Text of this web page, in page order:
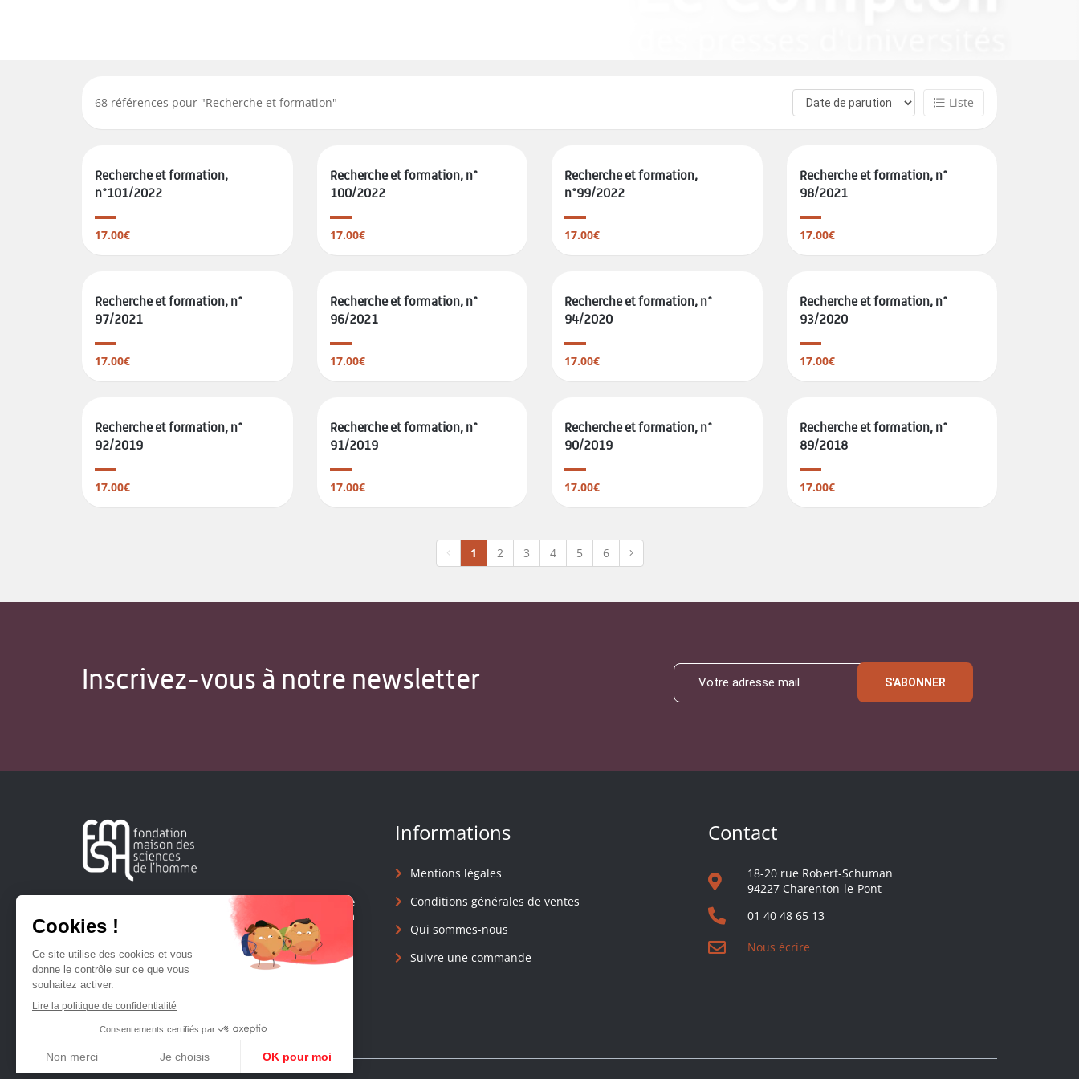
68 références pour "Recherche et formation" Liste
Recherche et formation,
n°101/2022
17.00€
Recherche et formation, n°
100/2022
17.00€
Recherche et formation,
n°99/2022
17.00€
Recherche et formation, n°
98/2021
17.00€
Recherche et formation, n°
97/2021
17.00€
Recherche et formation, n°
96/2021
17.00€
Recherche et formation, n°
94/2020
17.00€
Recherche et formation, n°
93/2020
17.00€
Recherche et formation, n°
92/2019
17.00€
Recherche et formation, n°
91/2019
17.00€
Recherche et formation, n°
90/2019
17.00€
Recherche et formation, n°
89/2018
17.00€
1 2 3 4 5 6
Inscrivez-vous à notre newsletter S'ABONNER
Créée en 1963, la Fondation Maison Sciences de l'Homme
soutient la recherche et la diffusion des connaissances en
sciences humaines et sociales.
Informations
Mentions légales
Conditions générales de ventes
Qui sommes-nous
Suivre une commande
Contact
18-20 rue Robert-Schuman
94227 Charenton-le-Pont
01 40 48 65 13
Nous écrire